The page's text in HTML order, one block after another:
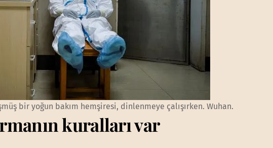
bir yoğun bakım hemşiresi, dinlenmeye çalışırken. Wuhan.
kuralları var